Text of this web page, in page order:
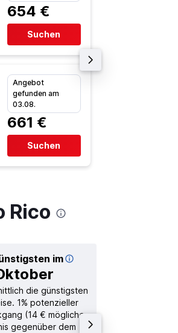
654 €
Suchen
Angebot
gefunden am
03.08.
661 €
Suchen
Rico
im
die günstigsten
1% potenzieller
(14 € mögliche
gegenüber dem